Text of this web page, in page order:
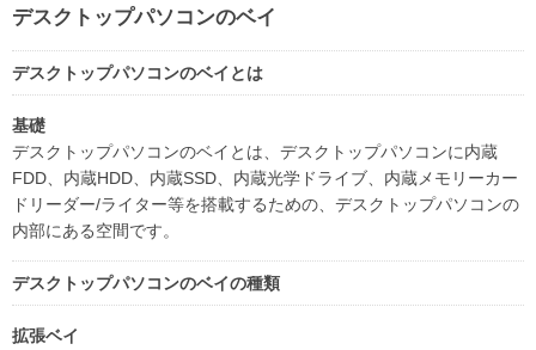
デスクトップパソコンのベイ
デスクトップパソコンのベイとは
基礎
デスクトップパソコンのベイとは、デスクトップパソコンに内蔵
FDD、内蔵HDD、内蔵SSD、内蔵光学ドライブ、内蔵メモリーカー
ドリーダー/ライター等を搭載するための、デスクトップパソコンの
内部にある空間です。
デスクトップパソコンのベイの種類
拡張ベイ